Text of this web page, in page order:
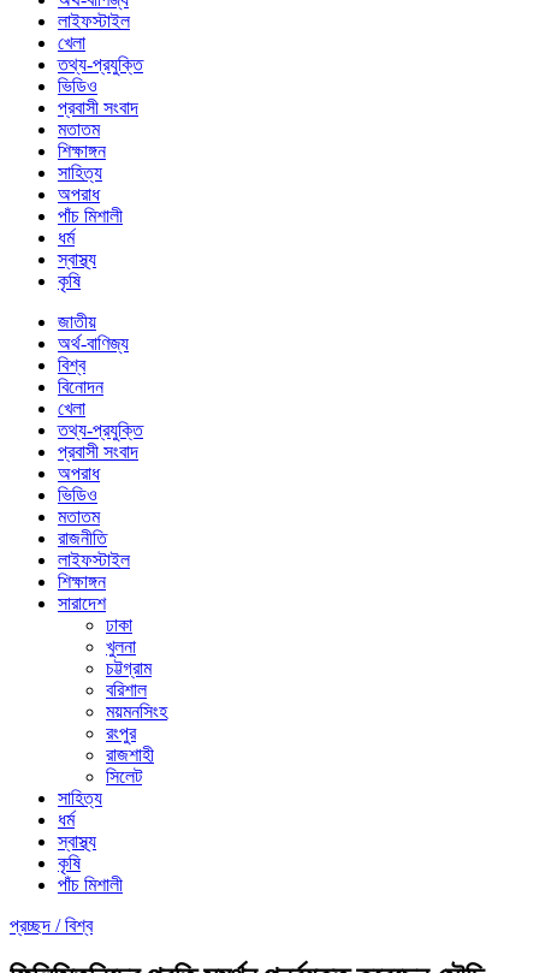
লাইফস্টাইল
খেলা
তথ্য-প্রযুক্তি
ভিডিও
প্রবাসী সংবাদ
মতাতম
শিক্ষাঙ্গন
সাহিত্য
অপরাধ
পাঁচ মিশালী
ধর্ম
স্বাস্থ্য
কৃষি
জাতীয়
অর্থ-বাণিজ্য
বিশ্ব
বিনোদন
খেলা
তথ্য-প্রযুক্তি
প্রবাসী সংবাদ
অপরাধ
ভিডিও
মতাতম
রাজনীতি
লাইফস্টাইল
শিক্ষাঙ্গন
সারাদেশ
ঢাকা
খুলনা
চট্টগ্রাম
বরিশাল
ময়মনসিংহ
রংপুর
রাজশাহী
সিলেট
সাহিত্য
ধর্ম
স্বাস্থ্য
কৃষি
পাঁচ মিশালী
প্রচ্ছদ /বিশ্ব